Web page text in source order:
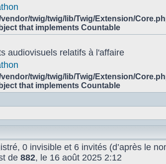
vendor/twig/twig/lib/Twig/Extension/
that implements Countable
audiovisuels relatifs à l'affaire
vendor/twig/twig/lib/Twig/Extension/
that implements Countable
0 invisible et 6 invités (d’après le
de 882, le 16 août 2025 2:12